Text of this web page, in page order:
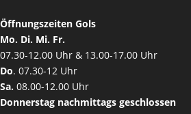
Öffnungszeiten Gols
Mo. Di. Mi. Fr.
07.30-12.00 Uhr & 13.00-17.00 Uhr
Do. 07.30-12 Uhr
Sa. 08.00-12.00 Uhr
Donnerstag nachmittags geschlossen